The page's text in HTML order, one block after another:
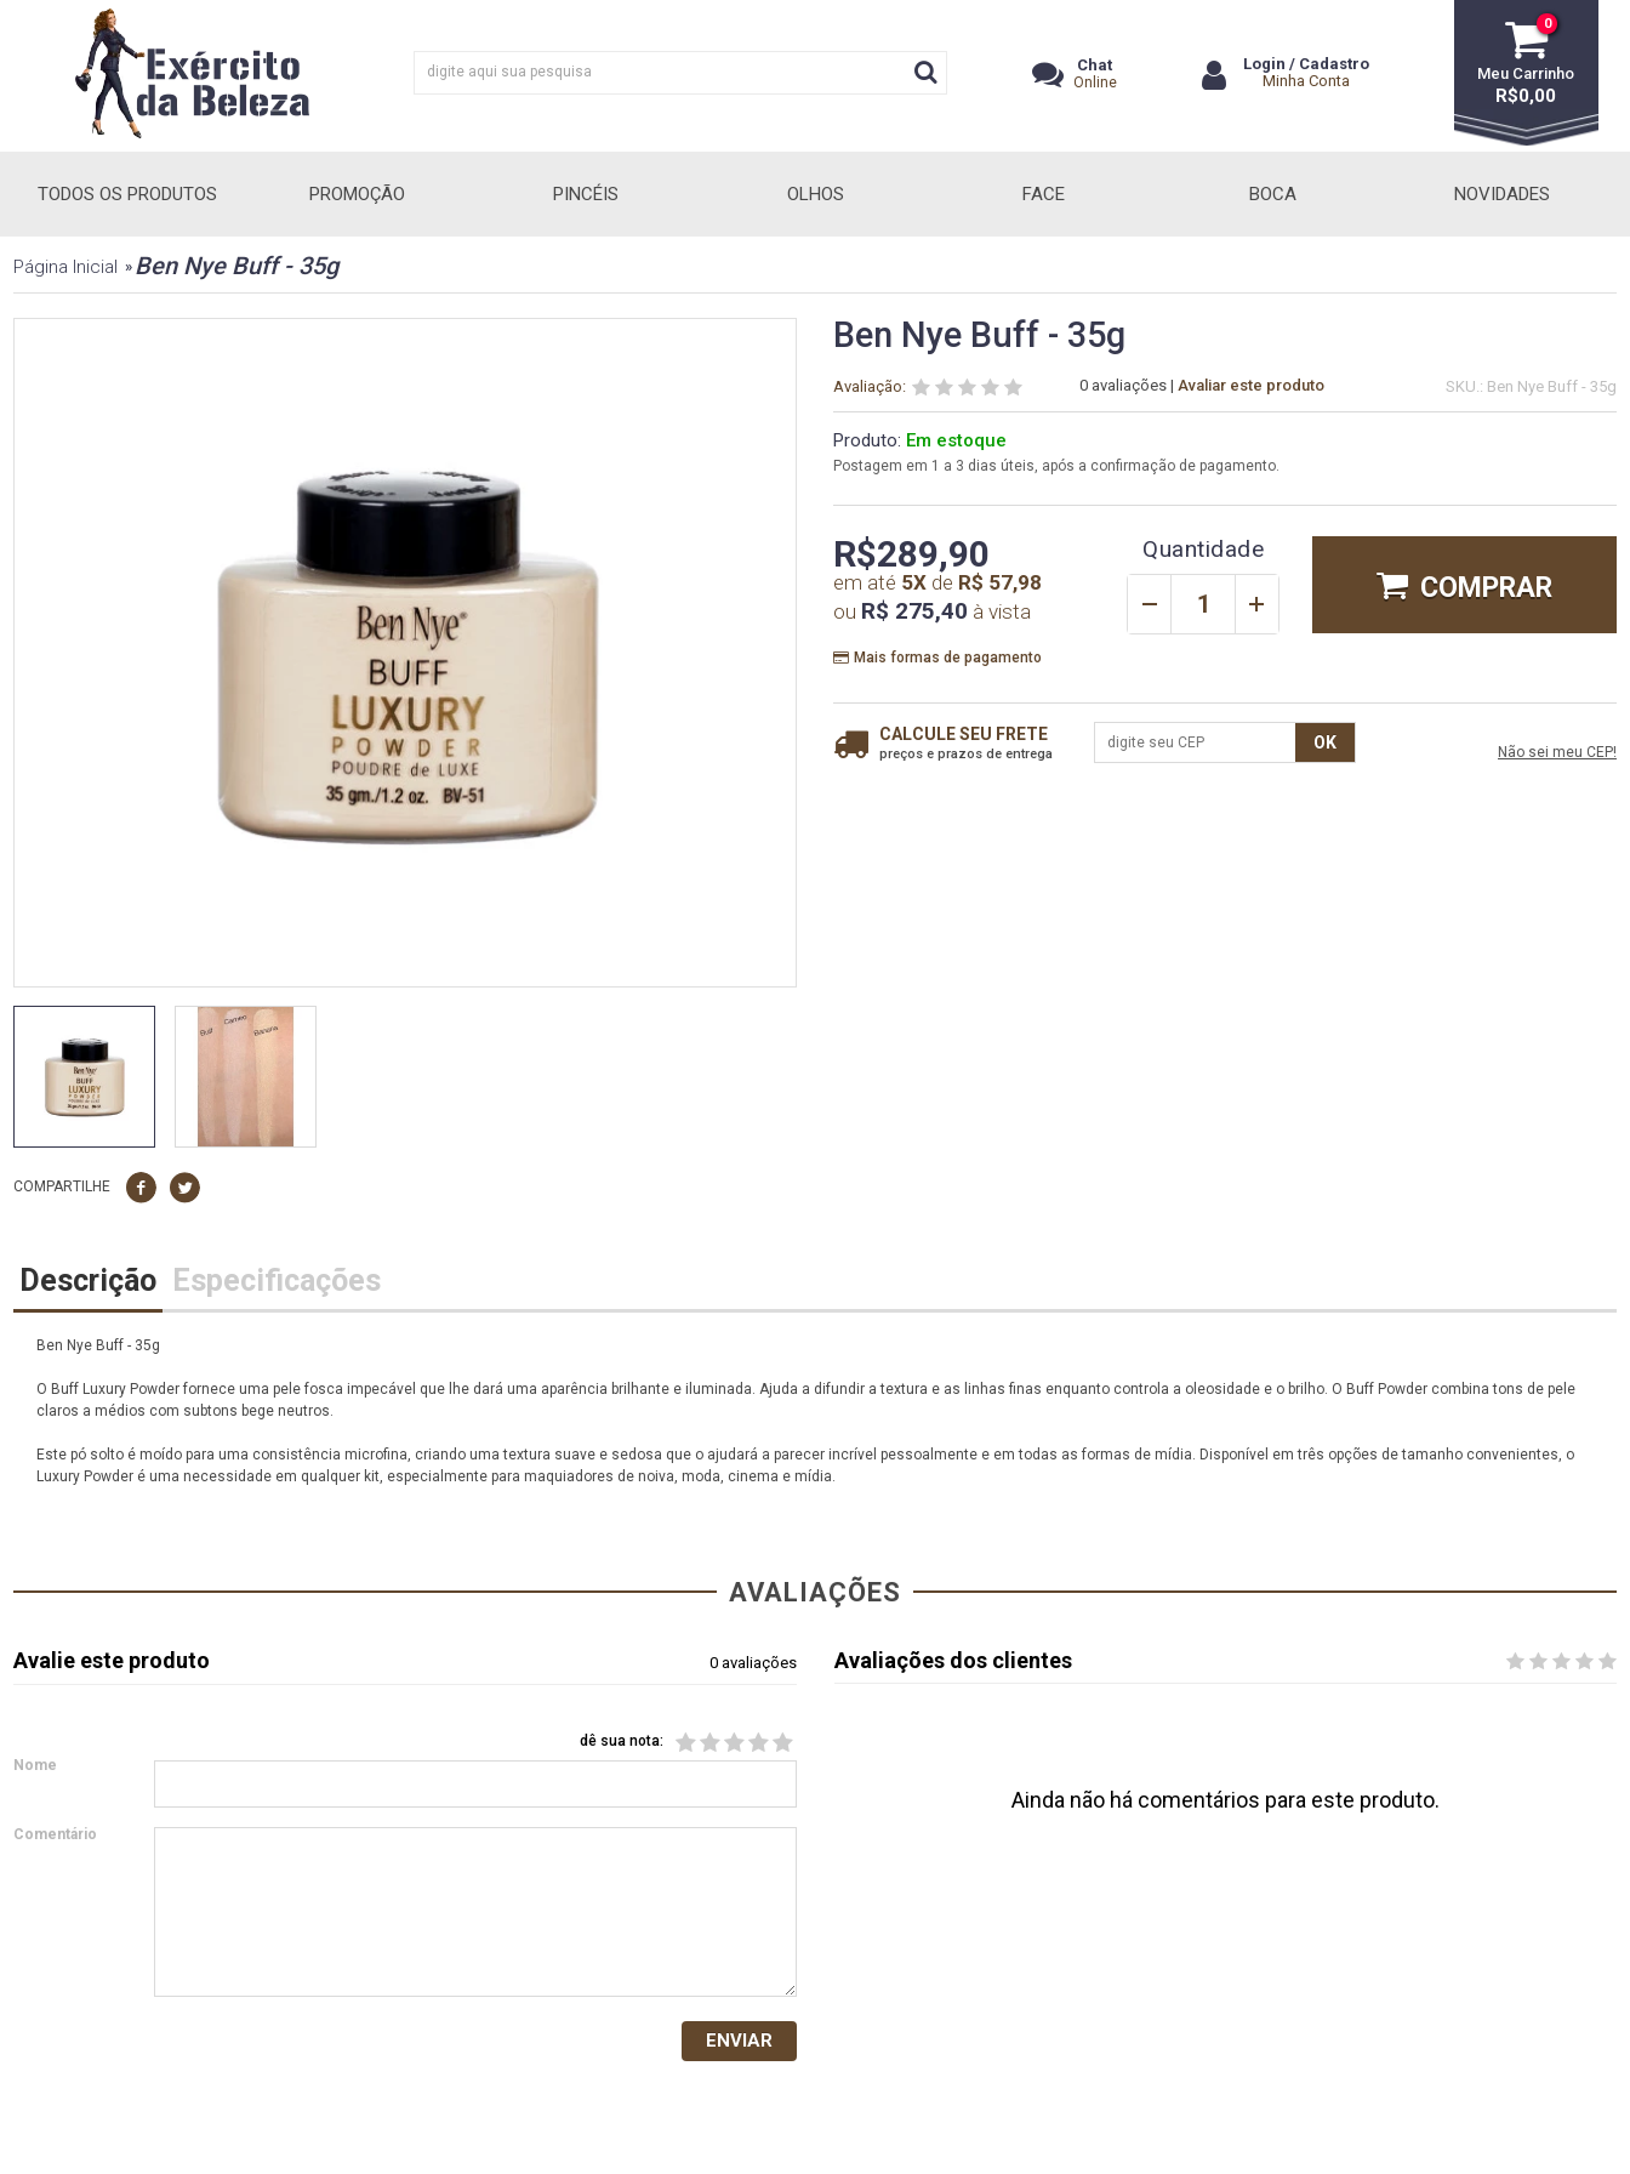
Chat
Online
Login / Cadastro
Minha Conta
0
Meu Carrinho
R$0,00
TODOS OS PRODUTOS PROMOÇÃO PINCÉIS OLHOS FACE BOCA NOVIDADES
Página Inicial » Ben Nye Buff - 35g
COMPARTILHE
Ben Nye Buff - 35g
Avaliação: 0 avaliações | Avaliar este produto SKU.: Ben Nye Buff - 35g
Produto: Em estoque
Postagem em 1 a 3 dias úteis, após a confirmação de pagamento.
R$289,90
em até 5X de R$ 57,98
ou R$ 275,40 à vista
Mais formas de pagamento
Quantidade
COMPRAR
CALCULE SEU FRETE
preços e prazos de entrega
OK Não sei meu CEP!
Descrição
Ben Nye Buff - 35g
O Buff Luxury Powder fornece uma pele fosca impecável que lhe dará uma aparência brilhante e iluminada. Ajuda a difundir a textura e as linhas finas enquanto controla a oleosidade e o brilho. O Buff Powder combina tons de pele
claros a médios com subtons bege neutros.
Este pó solto é moído para uma consistência microfina, criando uma textura suave e sedosa que o ajudará a parecer incrível pessoalmente e em todas as formas de mídia. Disponível em três opções de tamanho convenientes, o
Luxury Powder é uma necessidade em qualquer kit, especialmente para maquiadores de noiva, moda, cinema e mídia.
Especificações
AVALIAÇÕES
Avalie este produto 0 avaliações
dê sua nota:
Nome
Comentário
ENVIAR
Avaliações dos clientes
Ainda não há comentários para este produto.